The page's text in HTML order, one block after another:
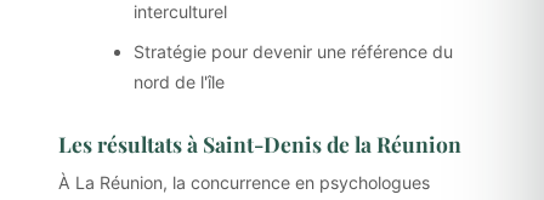
interculturel
Stratégie pour devenir une référence du
nord de l'île
Les résultats à Saint-Denis de la Réunion
À La Réunion, la concurrence en psychologues